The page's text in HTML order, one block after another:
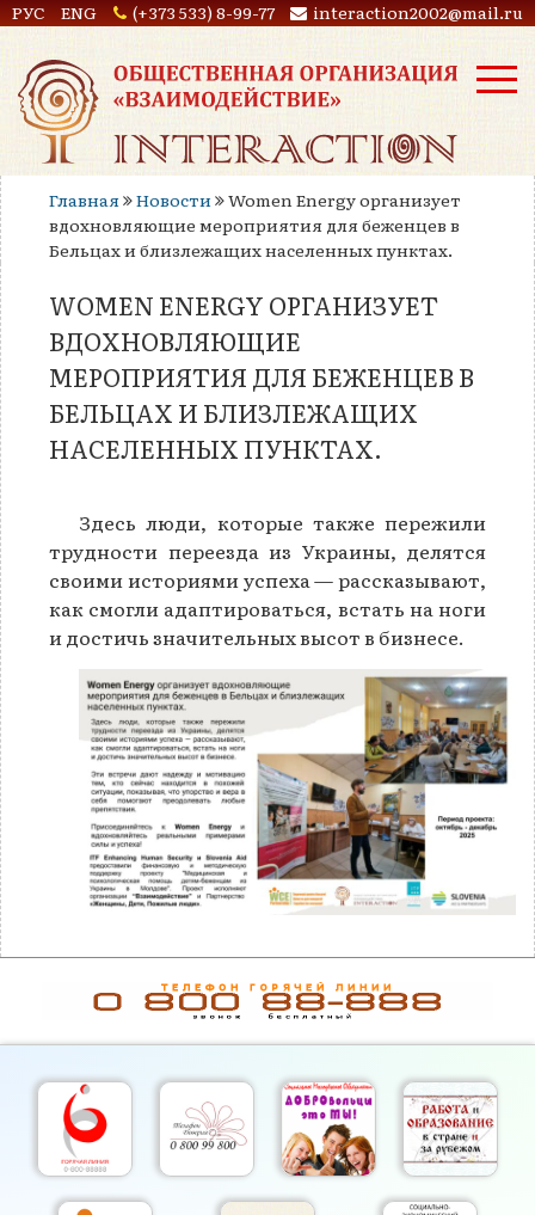
РУС ENG (+373 533) 8-99-77 interaction2002@mail.ru
Главная Новости
Women Energy организует
вдохновляющие мероприятия для беженцев в
Бельцах и близлежащих населенных пунктах.
WOMEN ENERGY ОРГАНИЗУЕТ
ВДОХНОВЛЯЮЩИЕ
МЕРОПРИЯТИЯ ДЛЯ БЕЖЕНЦЕВ В
БЕЛЬЦАХ И БЛИЗЛЕЖАЩИХ
НАСЕЛЕННЫХ ПУНКТАХ.
Здесь люди, которые также пережили
трудности переезда из Украины, делятся
своими историями успеха — рассказывают,
как смогли адаптироваться, встать на ноги
и достичь значительных высот в бизнесе.